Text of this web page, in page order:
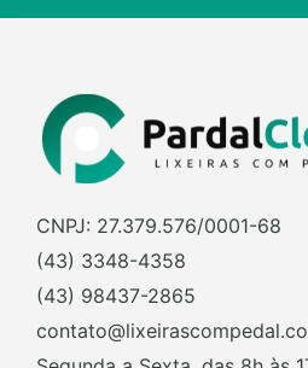
CNPJ: 27.379.576/0001-68
(43) 3348-4358
(43) 98437-2865